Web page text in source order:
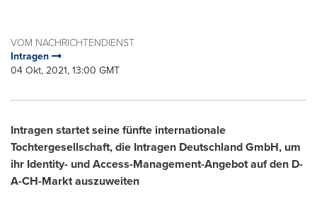
VOM NACHRICHTENDIENST
Intragen
04 Okt, 2021, 13:00 GMT
Intragen startet seine fünfte internationale
Tochtergesellschaft, die Intragen Deutschland GmbH, um
ihr Identity- und Access-Management-Angebot auf den D-
A-CH-Markt auszuweiten